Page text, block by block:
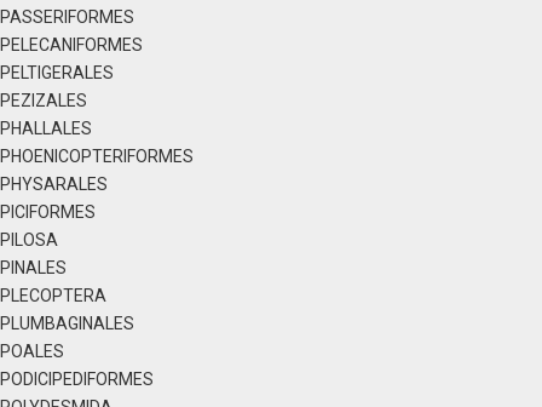
PASSERIFORMES
PELECANIFORMES
PELTIGERALES
PEZIZALES
PHALLALES
PHOENICOPTERIFORMES
PHYSARALES
PICIFORMES
PILOSA
PINALES
PLECOPTERA
PLUMBAGINALES
POALES
PODICIPEDIFORMES